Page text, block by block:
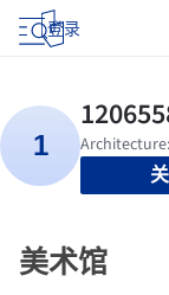
登录
美术馆